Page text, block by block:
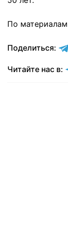
По материалам
Поделиться:
Читайте нас в: